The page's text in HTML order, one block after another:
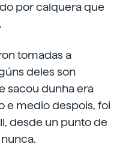
por calquera que
tomadas a
deles son
sacou dunha era
e medio despois, foi
desde un punto de